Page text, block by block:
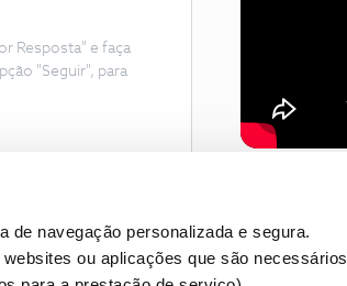
de navegação personalizada e segura.
ou aplicações que são necessários
Resposta" e faça
"Seguir", para